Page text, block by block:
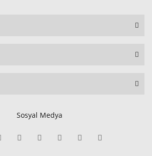
Sosyal Medya